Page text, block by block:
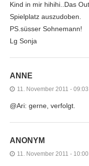
Kind in mir hihihi..Das
Spielplatz auszudoben.
PS.süsser Sohnemann!
Lg Sonja
ANNE
11. November 2011 - 09:03
@Ari: gerne, verfolgt.
ANONYM
11. November 2011 - 10:00